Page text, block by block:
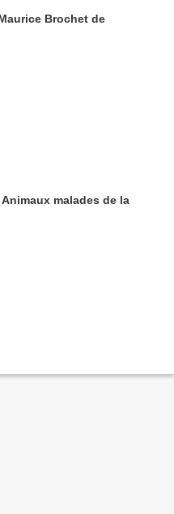
Brochet de
malades de la